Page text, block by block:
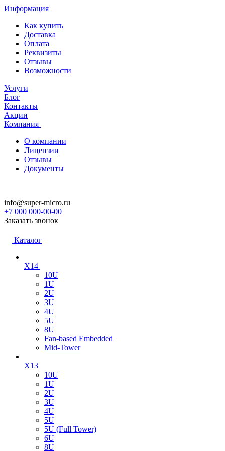
Информация
Как купить
Доставка
Оплата
Реквизиты
Отзывы
Возможности
Услуги
Блог
Контакты
Акции
Компания
О компании
Лицензии
Отзывы
Документы
info@super-micro.ru
+7 000 000-00-00
Заказать звонок
Каталог
X14
10U
1U
2U
3U
4U
5U
8U
Fan-based Embedded
Mid-Tower
X13
10U
1U
2U
3U
4U
5U
5U (Full Tower)
6U
8U